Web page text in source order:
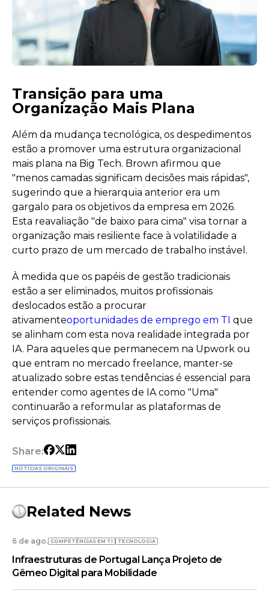
Transição para uma
Organização Mais Plana
Além da mudança tecnológica, os despedimentos
estão a promover uma estrutura organizacional
mais plana na Big Tech. Brown afirmou que
"menos camadas significam decisões mais rápidas",
sugerindo que a hierarquia anterior era um
gargalo para os objetivos da empresa em 2026.
Esta reavaliação "de baixo para cima" visa tornar a
organização mais resiliente face à volatilidade a
curto prazo de um mercado de trabalho instável.
À medida que os papéis de gestão tradicionais
estão a ser eliminados, muitos profissionais
deslocados estão a procurar
ativamenteoportunidades de emprego em TI que
se alinham com esta nova realidade integrada por
IA. Para aqueles que permanecem na Upwork ou
que entram no mercado freelance, manter-se
atualizado sobre estas tendências é essencial para
entender como agentes de IA como "Uma"
continuarão a reformular as plataformas de
serviços profissionais.
Share:
NOTÍCIAS ORIGINAIS
Related News
6 de ago. COMPETÊNCIAS EM TI TECNOLOGIA
Infraestruturas de Portugal Lança Projeto de
Gêmeo Digital para Mobilidade